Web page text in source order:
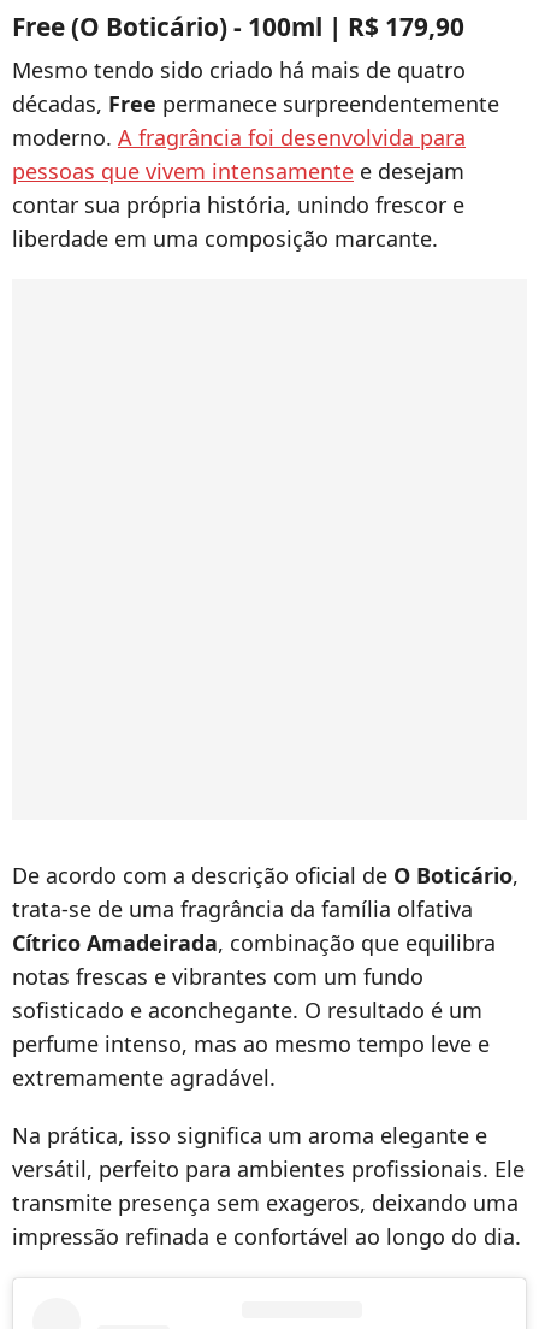
Free (O Boticário) - 100ml | R$ 179,90
Mesmo tendo sido criado há mais de quatro
décadas, Free permanece surpreendentemente
moderno. A fragrância foi desenvolvida para
pessoas que vivem intensamente e desejam
contar sua própria história, unindo frescor e
liberdade em uma composição marcante.
De acordo com a descrição oficial de O Boticário,
trata-se de uma fragrância da família olfativa
Cítrico Amadeirada, combinação que equilibra
notas frescas e vibrantes com um fundo
sofisticado e aconchegante. O resultado é um
perfume intenso, mas ao mesmo tempo leve e
extremamente agradável.
Na prática, isso significa um aroma elegante e
versátil, perfeito para ambientes profissionais. Ele
transmite presença sem exageros, deixando uma
impressão refinada e confortável ao longo do dia.